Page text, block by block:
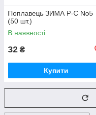
Поплавець ЗИМА Р-С No5
(50 шт.)
В наявності
32 ₴
Купити